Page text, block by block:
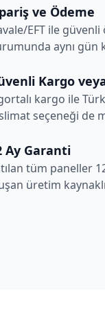
ve Ödeme
EFT ile
aynı gün
Kargo
kargo ile
seçeneği de
Ay Garanti
tüm paneller
üretim